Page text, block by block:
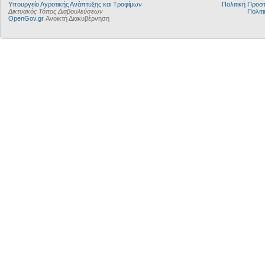
Υπουργείο Αγροτικής Ανάπτυξης και Τροφίμων
Δικτυακός Τόπος Διαβουλεύσεων
OpenGov.gr Ανοικτή Διακυβέρνηση
Πολιτική